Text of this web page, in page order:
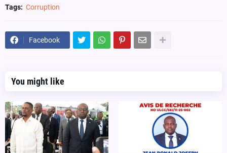
Tags: Corruption
Facebook
You might like